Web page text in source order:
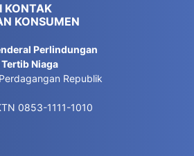
KONTAK
KONSUMEN
Perlindungan
Niaga
Republik
0853-1111-1010